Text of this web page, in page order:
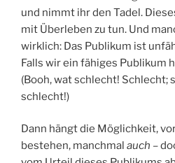
und nimmt ihr den Tadel.
mit Überleben zu tun. Und
wirklich: Das Publikum ist
Falls wir ein fähiges Publikum
(Booh, wat schlecht! Schlecht;
schlecht!)
Dann hängt die Möglichkeit,
bestehen, manchmal auch –